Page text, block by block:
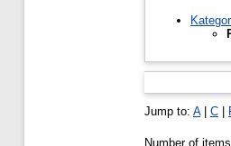
Jump to: A| C |
Number of